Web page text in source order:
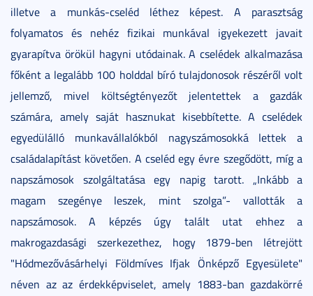
illetve a munkás-cseléd léthez képest. A parasztság
folyamatos és nehéz fizikai munkával igyekezett javait
gyarapítva örökül hagyni utódainak. A cselédek alkalmazása
főként a legalább 100 holddal bíró tulajdonosok részéről volt
jellemző, mivel költségtényezőt jelentettek a gazdák
számára, amely saját hasznukat kisebbítette. A cselédek
egyedülálló munkavállalókból nagyszámosokká lettek a
családalapítást követően. A cseléd egy évre szegődött, míg a
napszámosok szolgáltatása egy napig tarott. „Inkább a
magam szegénye leszek, mint szolga”- vallották a
napszámosok. A képzés úgy talált utat ehhez a
makrogazdasági szerkezethez, hogy 1879-ben létrejött
"Hódmezővásárhelyi Földmíves Ifjak Önképző Egyesülete"
néven az az érdekképviselet, amely 1883-ban gazdakörré